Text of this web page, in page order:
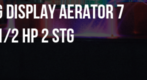
DISPLAY AERATOR 7
2 HP 2 STG